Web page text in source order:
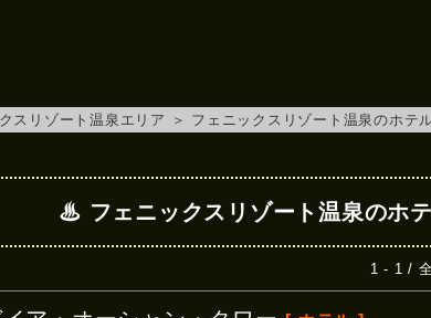
スリゾート温泉エリア ＞ フェニックスリゾート温泉のホテ
♨ フェニックスリゾート温泉のホ
1 - 1 /